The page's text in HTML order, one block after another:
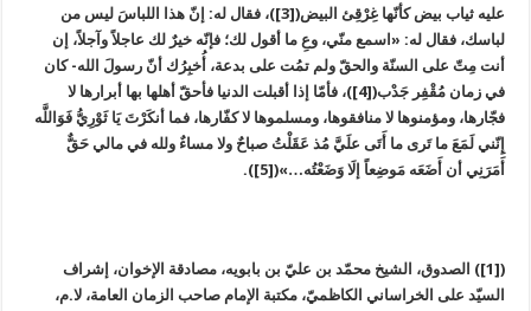
عليه ثياب بيض كأنّها غِرْقِئ البيض([3])، فقال له: إنّ هذا اللباسَ ليس من
لباسك، فقال له: «اسمع منّي، وعِ ما أقول لك؛ فإنّه خيرٌ لك عاجلاً وآجلاً، إن
أنت مِتّ على السنّة والحقّ ولم تمُت على بدعة، أُخبِرُك أنّ رسولَ الله- كان
في زمان مُقْفِر جَدْب([4])، فأمّا إذا أقبلت الدنيا فأحقّ أهلها بها أبرارها لا
فجّارها، ومؤمنوها لا منافقوها، ومسلموها لا كفّارها، فما أنكَرْتَ يَا ثَوْرِيُّ فَوَاللَّه
إِنّني لَمَعَ ما تَرى ما أَتَى علَيَّ مُذ عَقَلْتُ صباحٌ ولا مساءٌ ولله في مالي حَقٌّ
أَمَرَنِي أن أَضَعَه مَوضِعاً إلَا وَضَعْتُه…»([5]).
([1]) الصدوق، الشيخ محمّد بن عليّ بن بابويه، مصادقة الإخوان، إشراف
السيّد على الخراساني الكاظميّ، مكتبة الإمام صاحب الزمان العامة، لا.م،